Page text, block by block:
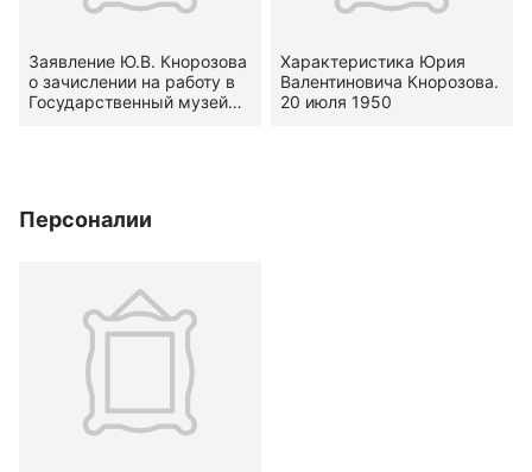
Заявление Ю.В. Кнорозова
о зачислении на работу в
Государственный музей
Характеристика Юрия
Валентиновича Кнорозова.
20 июля 1950
Персоналии